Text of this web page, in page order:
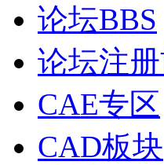
论坛BBS
论坛注
CAE专区
CAD板块